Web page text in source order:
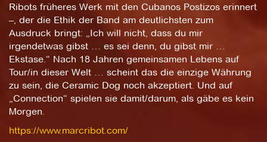
Ribots früheres Werk mit den Cubanos Postizos erinnert
–, der die Ethik der Band am deutlichsten zum
Ausdruck bringt: „Ich will nicht, dass du mir
irgendetwas gibst … es sei denn, du gibst mir …
Ekstase.“ Nach 18 Jahren gemeinsamen Lebens auf
Tour/in dieser Welt … scheint das die einzige Währung
zu sein, die Ceramic Dog noch akzeptiert. Und auf
„Connection“ spielen sie damit/darum, als gäbe es kein
Morgen.
https://www.marcribot.com/